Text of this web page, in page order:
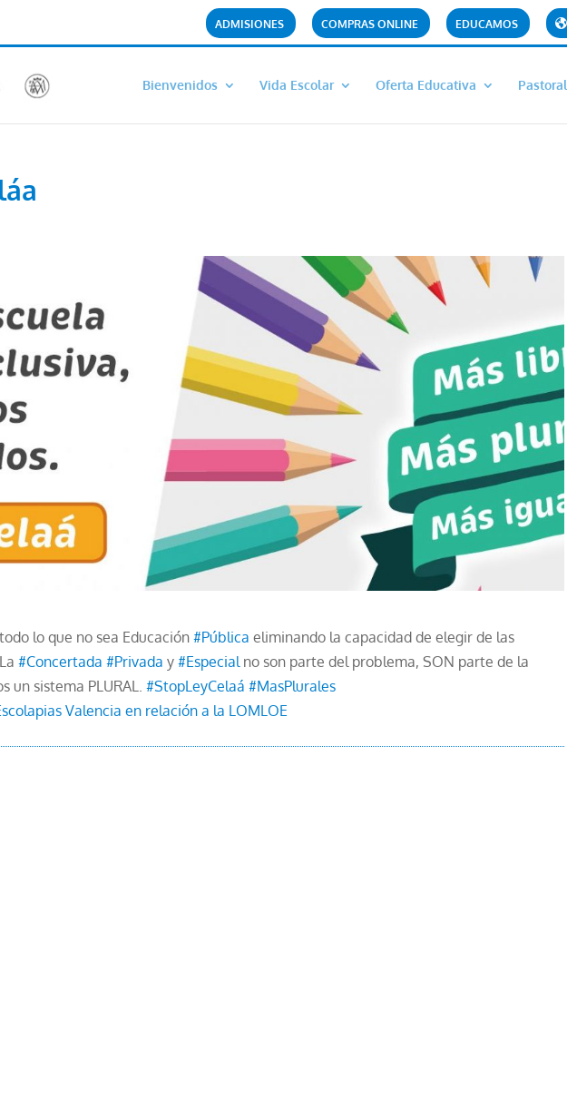
ADMISIONES COMPRAS ONLINE EDUCAMOS
Bienvenidos Vida Escolar Oferta Educativa Pastoral
lo que no sea Educación#Pública eliminando la capacidad de elegir de las
#Concertada #Privada y#Especialno son parte del problema, SON parte de la
un sistema PLURAL.#StopLeyCelaá #MasPlurales
Valencia en relación a la LOMLOE